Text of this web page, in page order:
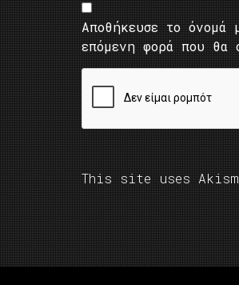
Αποθήκευσε το
επόμενη φορά που θα
This site uses